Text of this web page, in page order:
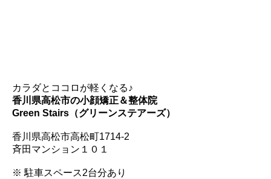
カラダとココロが軽くなる♪
香川県高松市の小顔矯正＆整体院
Green Stairs（グリーンステアーズ）
香川県高松市高松町1714-2
斉田マンション１０１
※ 駐車スペース2台分あり